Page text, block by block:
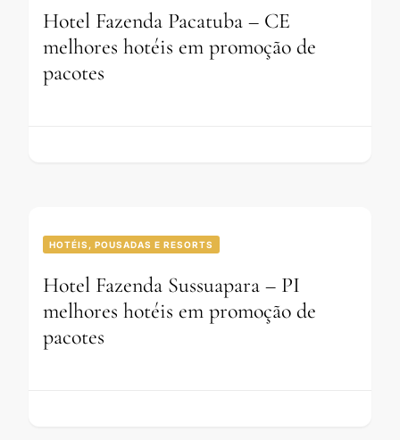
Hotel Fazenda Pacatuba – CE
melhores hotéis em promoção de
pacotes
HOTÉIS, POUSADAS E RESORTS
Hotel Fazenda Sussuapara – PI
melhores hotéis em promoção de
pacotes